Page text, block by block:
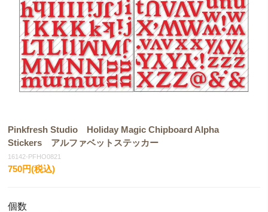
Pinkfresh Studio Holiday Magic Chipboard Alpha
Stickers アルファベットステッカー
16142-PFHO0821
750円(税込)
個数